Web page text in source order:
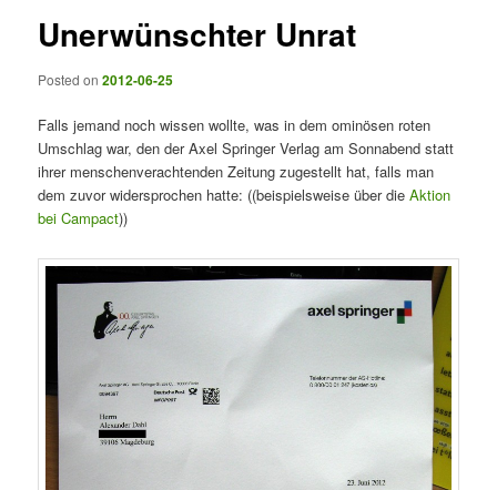
Unerwünschter Unrat
Posted on2012-06-25
Falls jemand noch wissen wollte, was in dem ominösen roten
Umschlag war, den der Axel Springer Verlag am Sonnabend statt
ihrer menschenverachtenden Zeitung zugestellt hat, falls man
dem zuvor widersprochen hatte: ((beispielsweise über dieAktion
bei Campact))